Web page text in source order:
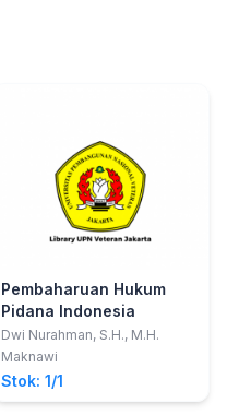
Pembaharuan Hukum
Pidana Indonesia
Dwi Nurahman, S.H., M.H.
Maknawi
Stok: 1/1